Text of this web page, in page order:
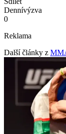
Dennívýzva
0
Reklama
Další články z